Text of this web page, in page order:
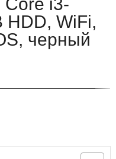
HDD, WiFi,
черный